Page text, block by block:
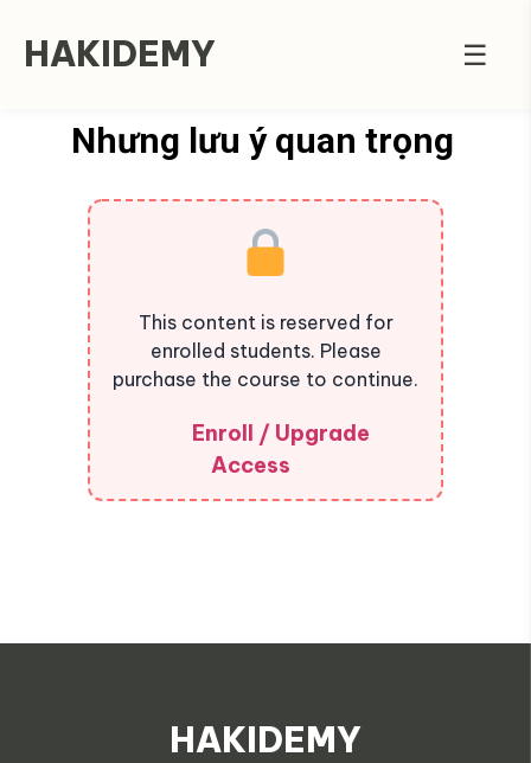
HAKIDEMY ☰
Nhưng lưu ý quan trọng
This content is reserved for
enrolled students. Please
purchase the course to continue.
Enroll / Upgrade
Access
HAKIDEMY